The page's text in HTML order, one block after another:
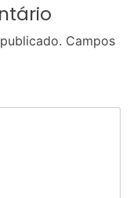
Campos